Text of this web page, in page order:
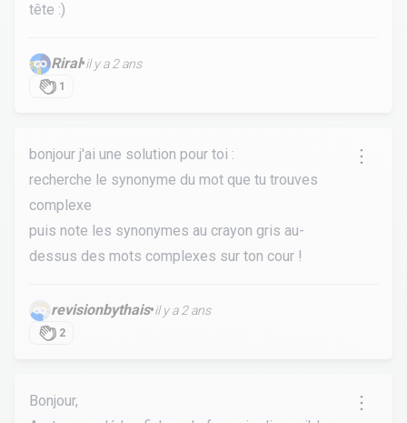
tête :)
Riral•il y a 2 ans
1
bonjour j'ai une solution pour toi :
recherche le synonyme du mot que tu trouves
complexe
puis note les synonymes au crayon gris au-
dessus des mots complexes sur ton cour !
revisionbythais•il y a 2 ans
2
Bonjour,